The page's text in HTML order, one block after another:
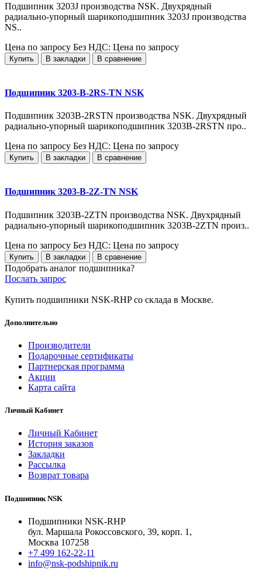
Подшипник 3203J производства NSK. Двухрядный
радиально-упорный шарикоподшипник 3203J производства
NS..
Цена по запросу Без НДС: Цена по запросу
Купить В закладки В сравнение
Подшипник 3203-B-2RS-TN NSK
Подшипник 3203B-2RSTN производства NSK. Двухрядный
радиально-упорный шарикоподшипник 3203B-2RSTN про..
Цена по запросу Без НДС: Цена по запросу
Купить В закладки В сравнение
Подшипник 3203-B-2Z-TN NSK
Подшипник 3203B-2ZTN производства NSK. Двухрядный
радиально-упорный шарикоподшипник 3203B-2ZTN произ..
Цена по запросу Без НДС: Цена по запросу
Купить В закладки В сравнение
Подобрать аналог подшипника?
Послать запрос
Купить подшипники NSK-RHP со склада в Москве.
Дополнительно
Производители
Подарочные сертификаты
Партнерская программа
Акции
Карта сайта
Личный Кабинет
Личный Кабинет
История заказов
Закладки
Рассылка
Возврат товара
Подшипник NSK
Подшипники NSK-RHP
бул. Маршала Рокоссовского, 39, корп. 1,
Москва 107258
+7 499 162-22-11
info@nsk-podshipnik.ru